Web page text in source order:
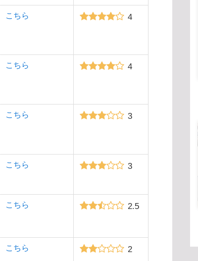
こちら 4
こちら 4
こちら 3
こちら 3
こちら 2.5
こちら 2